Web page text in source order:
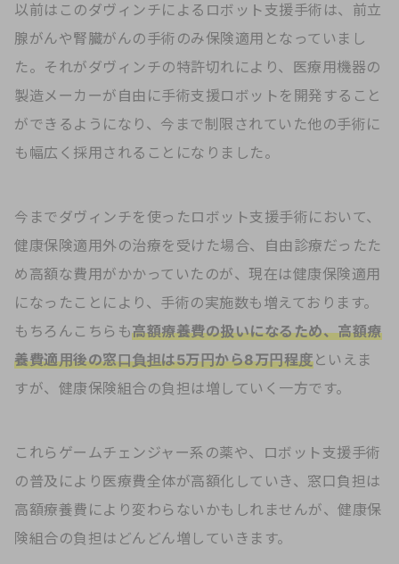
以前はこのダヴィンチによるロボット支援手術は、前立
腺がんや腎臓がんの手術のみ保険適用となっていまし
た。それがダヴィンチの特許切れにより、医療用機器の
製造メーカーが自由に手術支援ロボットを開発すること
ができるようになり、今まで制限されていた他の手術に
も幅広く採用されることになりました。
今までダヴィンチを使ったロボット支援手術において、
健康保険適用外の治療を受けた場合、自由診療だったた
め高額な費用がかかっていたのが、現在は健康保険適用
になったことにより、手術の実施数も増えております。
もちろんこちらも高額療養費の扱いになるため、高額療
養費適用後の窓口負担は5万円から8万円程度といえま
すが、健康保険組合の負担は増していく一方です。
これらゲームチェンジャー系の薬や、ロボット支援手術
の普及により医療費全体が高額化していき、窓口負担は
高額療養費により変わらないかもしれませんが、健康保
険組合の負担はどんどん増していきます。